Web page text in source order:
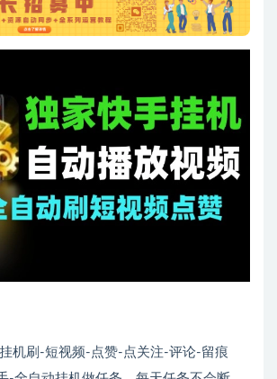
机刷-短视频-点赞-点关注-评论-留痕